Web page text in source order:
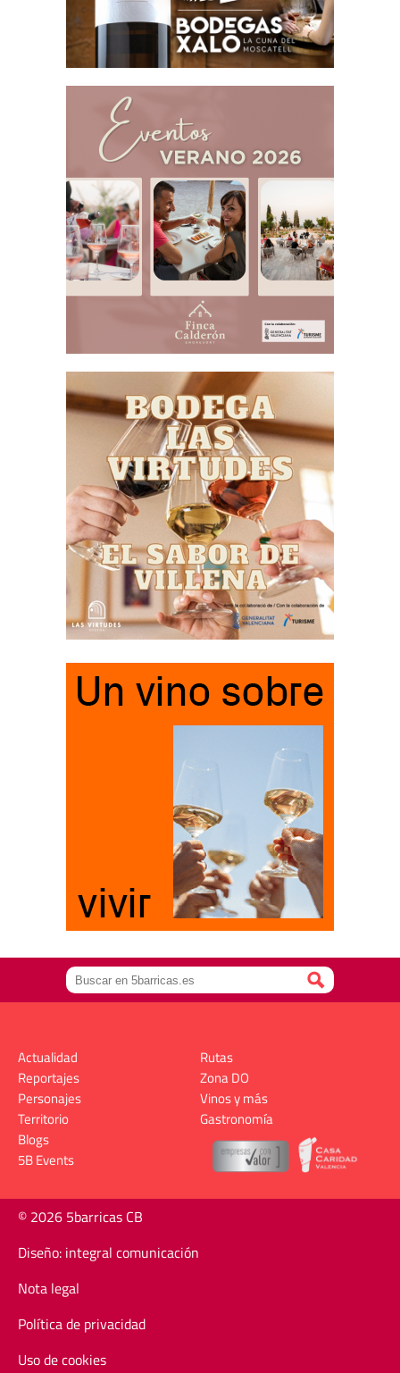
Actualidad
Reportajes
Personajes
Territorio
Rutas
Zona DO
Vinos y más
Gastronomía
Blogs
5B Events
© 2026 5barricas CB
Diseño: integral comunicación
Nota legal
Política de privacidad
Uso de cookies